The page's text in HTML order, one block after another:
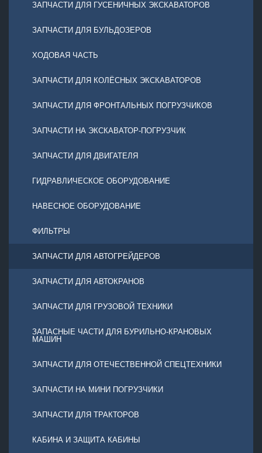
ЗАПЧАСТИ ДЛЯ ГУСЕНИЧНЫХ ЭКСКАВАТОРОВ
ЗАПЧАСТИ ДЛЯ БУЛЬДОЗЕРОВ
ХОДОВАЯ ЧАСТЬ
ЗАПЧАСТИ ДЛЯ КОЛЁСНЫХ ЭКСКАВАТОРОВ
ЗАПЧАСТИ ДЛЯ ФРОНТАЛЬНЫХ ПОГРУЗЧИКОВ
ЗАПЧАСТИ НА ЭКСКАВАТОР-ПОГРУЗЧИК
ЗАПЧАСТИ ДЛЯ ДВИГАТЕЛЯ
ГИДРАВЛИЧЕСКОЕ ОБОРУДОВАНИЕ
НАВЕСНОЕ ОБОРУДОВАНИЕ
ФИЛЬТРЫ
ЗАПЧАСТИ ДЛЯ АВТОГРЕЙДЕРОВ
ЗАПЧАСТИ ДЛЯ АВТОКРАНОВ
ЗАПЧАСТИ ДЛЯ ГРУЗОВОЙ ТЕХНИКИ
ЗАПАСНЫЕ ЧАСТИ ДЛЯ БУРИЛЬНО-КРАНОВЫХ
МАШИН
ЗАПЧАСТИ ДЛЯ ОТЕЧЕСТВЕННОЙ СПЕЦТЕХНИКИ
ЗАПЧАСТИ НА МИНИ ПОГРУЗЧИКИ
ЗАПЧАСТИ ДЛЯ ТРАКТОРОВ
КАБИНА И ЗАЩИТА КАБИНЫ